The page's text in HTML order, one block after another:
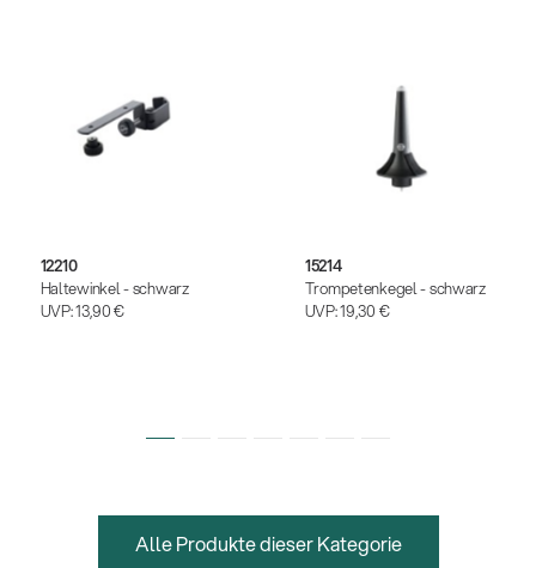
12210
Haltewinkel - schwarz
UVP:13,90 €
15214
Trompetenkegel - schwarz
UVP:19,30 €
Alle Produkte dieser Kategorie